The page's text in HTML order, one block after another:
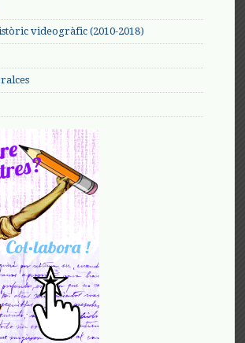
videogràfic (2010-2018)